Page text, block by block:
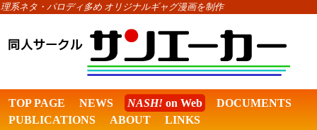
理系ネタ・パロディ多め オリジナルギャグ漫画を制作
TOP PAGE NEWS NASH! on Web
DOCUMENTS
PUBLICATIONS
ABOUT LINKS